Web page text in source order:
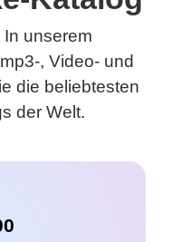
unserem
, Video- und
die beliebtesten
der Welt.